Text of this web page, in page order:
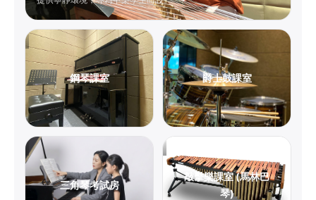
鋼琴課室 爵士鼓課室
三角琴考試房
敲擊樂課室 (馬林巴
琴)